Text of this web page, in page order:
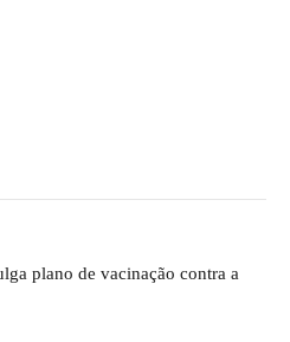
plano de vacinação contra a